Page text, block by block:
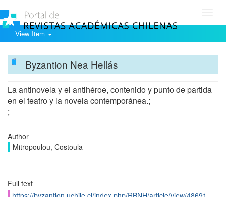
View Item
Byzantion Nea Hellás
La antinovela y el antihéroe, contenido y punto de partida
en el teatro y la novela contemporánea.;
;
Author
Mitropoulou, Costoula
Full text